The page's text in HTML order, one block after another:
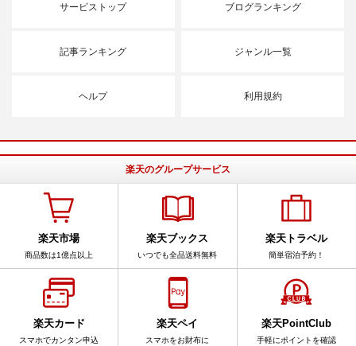
サービストップ ブログランキング
記事ランキング ジャンル一覧
ヘルプ 利用規約
楽天のグループサービス
楽天市場
商品数は1億点以上
楽天ブックス
いつでも全品送料無料
楽天トラベル
簡単宿泊予約！
楽天カード
スマホでカンタン申込
楽天ペイ
スマホをお財布に
楽天PointClub
手軽にポイントを確認